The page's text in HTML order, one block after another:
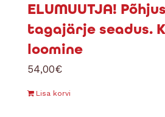
ELUMUUTJA!
tagajärje seadus.
loomine
54,00€
Lisa korvi